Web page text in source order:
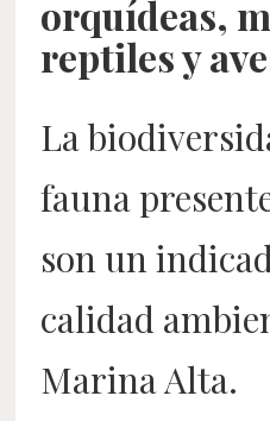
orquídeas,
reptiles y
La
fauna
son un
calidad
Marina Alta.